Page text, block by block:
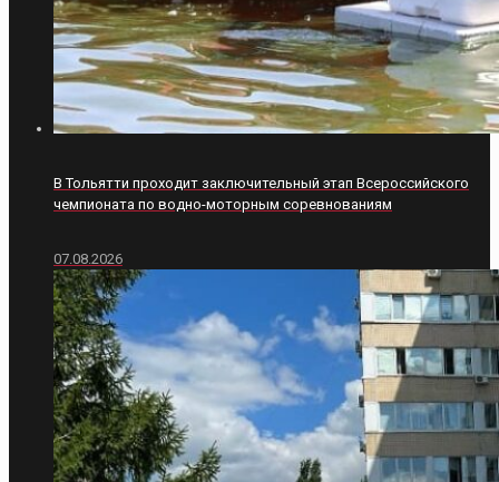
В Тольятти проходит заключительный этап Всероссийского
чемпионата по водно-моторным соревнованиям
07.08.2026